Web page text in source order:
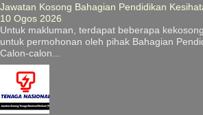
Jawatan Kosong Bahagian Pendidikan
10 Ogos 2026
Untuk makluman, terdapat beberapa
untuk permohonan oleh pihak Bahagian
Calon-calon...